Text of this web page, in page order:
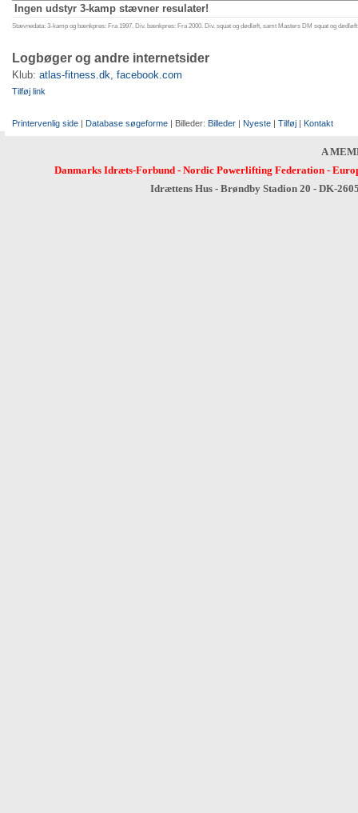
Ingen udstyr 3-kamp stævner resulater!
Stævnedata: 3-kamp og bænkpres: Fra 1997. Div. bænkpres: Fra 2000. Div. squat og dødløft, samt Masters DM squat og
Logbøger og andre internetsider
Klub: atlas-fitness.dk, facebook.com
Tilføj link
Printervenlig side | Database søgeforme | Billeder: Billeder | Nyeste | Tilføj | Kontakt
A
Danmarks Idræts-Forbund- Nordic Powerlifting Federation-
Idrættens Hus - Brøndby Stadion 20 - DK-